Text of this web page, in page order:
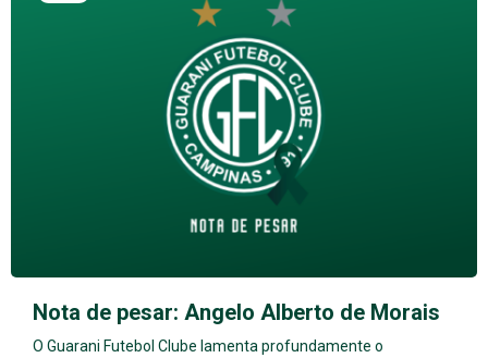
Nota de pesar: Angelo Alberto de Morais
O Guarani Futebol Clube lamenta profundamente o